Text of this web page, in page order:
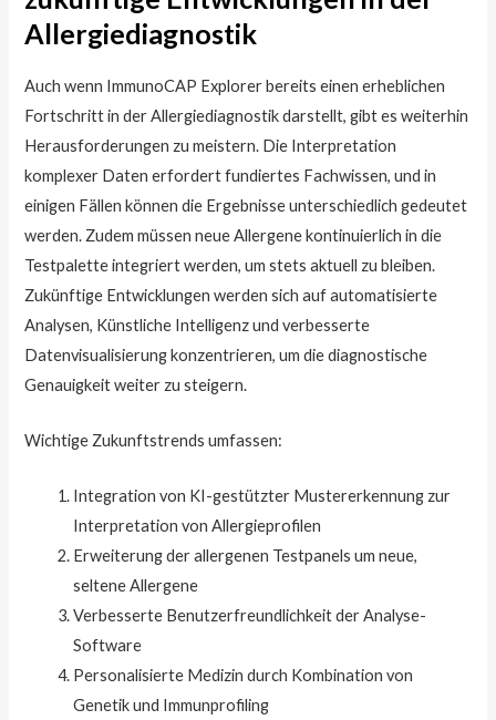
Allergiediagnostik
Auch wenn ImmunoCAP Explorer bereits einen erheblichen
Fortschritt in der Allergiediagnostik darstellt, gibt es weiterhin
Herausforderungen zu meistern. Die Interpretation
komplexer Daten erfordert fundiertes Fachwissen, und in
einigen Fällen können die Ergebnisse unterschiedlich gedeutet
werden. Zudem müssen neue Allergene kontinuierlich in die
Testpalette integriert werden, um stets aktuell zu bleiben.
Zukünftige Entwicklungen werden sich auf automatisierte
Analysen, Künstliche Intelligenz und verbesserte
Datenvisualisierung konzentrieren, um die diagnostische
Genauigkeit weiter zu steigern.
Wichtige Zukunftstrends umfassen:
Integration von KI-gestützter Mustererkennung zur
Interpretation von Allergieprofilen
Erweiterung der allergenen Testpanels um neue,
seltene Allergene
Verbesserte Benutzerfreundlichkeit der Analyse-
Software
Personalisierte Medizin durch Kombination von
Genetik und Immunprofiling